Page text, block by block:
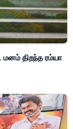
திறந்த ரம்யா